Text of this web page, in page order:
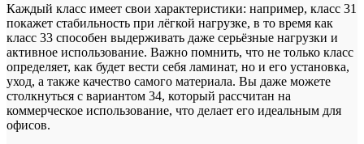
Каждый класс имеет свои характеристики: например, класс 31
покажет стабильность при лёгкой нагрузке, в то время как
класс 33 способен выдерживать даже серьёзные нагрузки и
активное использование. Важно помнить, что не только класс
определяет, как будет вести себя ламинат, но и его установка,
уход, а также качество самого материала. Вы даже можете
столкнуться с вариантом 34, который рассчитан на
коммерческое использование, что делает его идеальным для
офисов.